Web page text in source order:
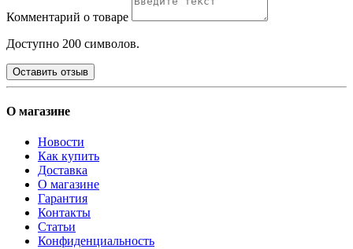
Комментарий о товаре
Доступно 200 символов.
Оставить отзыв
О магазине
Новости
Как купить
Доставка
О магазине
Гарантия
Контакты
Статьи
Конфиденциальность